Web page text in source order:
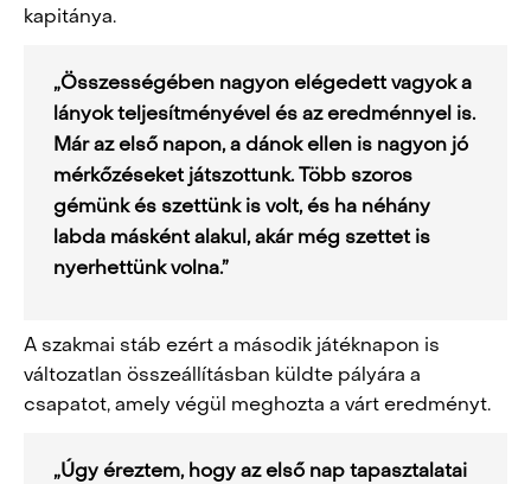
kapitánya.
„Összességében nagyon elégedett vagyok a
lányok teljesítményével és az eredménnyel is.
Már az első napon, a dánok ellen is nagyon jó
mérkőzéseket játszottunk. Több szoros
gémünk és szettünk is volt, és ha néhány
labda másként alakul, akár még szettet is
nyerhettünk volna.”
A szakmai stáb ezért a második játéknapon is
változatlan összeállításban küldte pályára a
csapatot, amely végül meghozta a várt eredményt.
„Úgy éreztem, hogy az első nap tapasztalatai